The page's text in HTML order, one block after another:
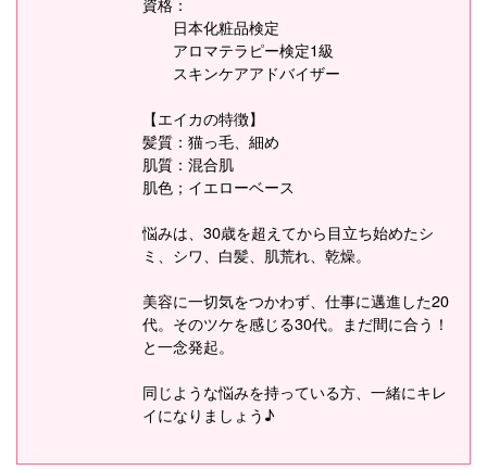
日本化粧品検定
アロマテラピー検定1級
スキンケアアドバイザー
【エイカの特徴】
髪質：猫っ毛、細め
肌質：混合肌
肌色；イエローベース
悩みは、30歳を超えてから目立ち始めたシ
ミ、シワ、白髪、肌荒れ、乾燥。
美容に一切気をつかわず、仕事に邁進した20
代。そのツケを感じる30代。まだ間に合う！
と一念発起。
同じような悩みを持っている方、一緒にキレ
イになりましょう♪